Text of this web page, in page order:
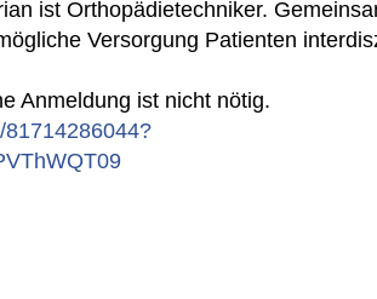
ist Orthopädietechniker.
Versorgung Patienten
Anmeldung ist nicht nötig.